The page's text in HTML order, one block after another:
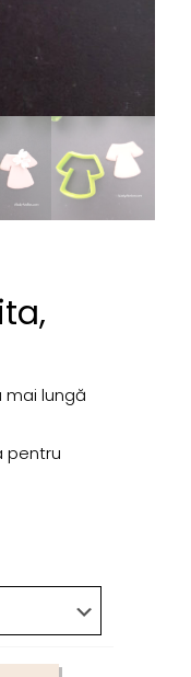
mai lungă
pentru